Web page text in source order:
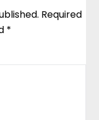
Required
*